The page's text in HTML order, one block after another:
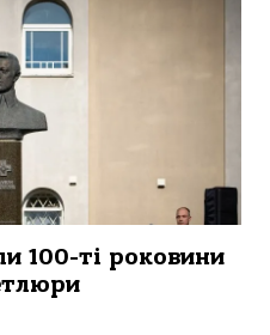
100-ті роковини